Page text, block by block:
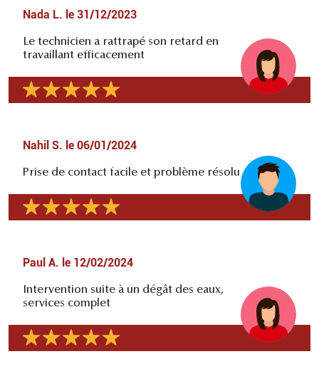
Nada L. le 31/12/2023
Le technicien a rattrapé son retard en
travaillant efficacement
Nahil S. le 06/01/2024
Prise de contact facile et problème résolu
Paul A. le 12/02/2024
Intervention suite à un dégât des eaux,
services complet